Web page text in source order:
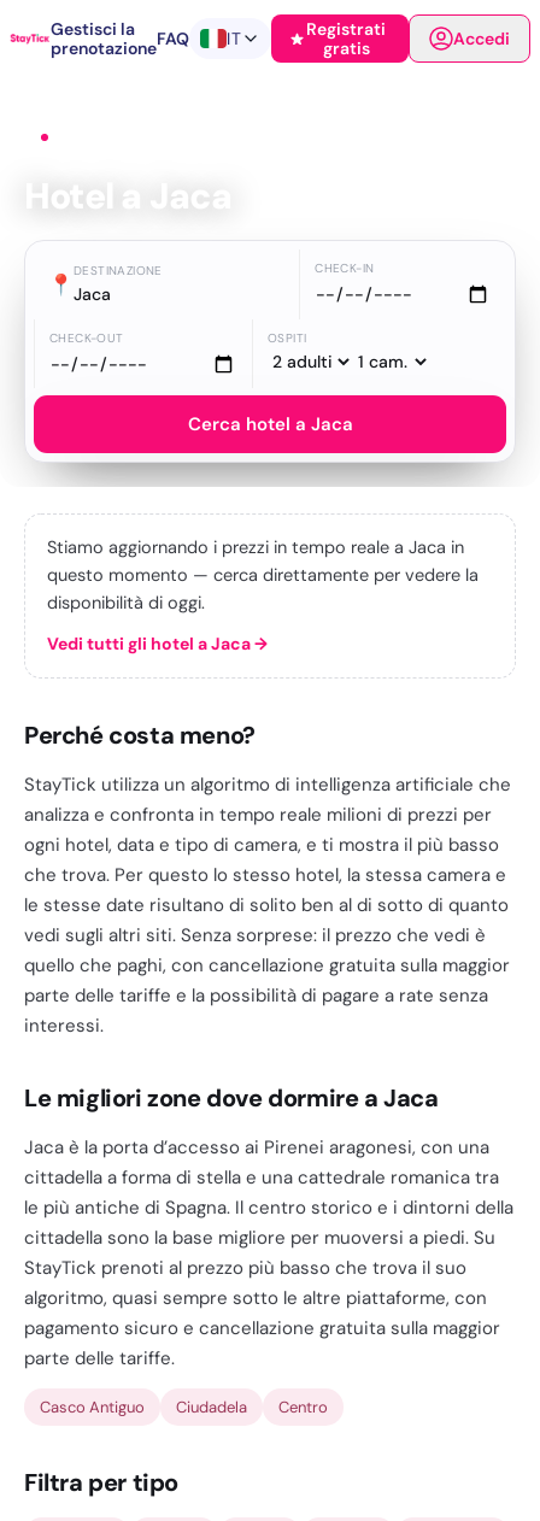
Gestisci la
prenotazioneFAQ IT
Registrati
gratis
Accedi
Hotel a Jaca
📍 DESTINAZIONE
Jaca
CHECK-IN
CHECK-OUT OSPITI
Cerca hotel a Jaca
Stiamo aggiornando i prezzi in tempo reale a Jaca in
questo momento — cerca direttamente per vedere la
disponibilità di oggi.
Vedi tutti gli hotel a Jaca→
Perché costa meno?
StayTick utilizza un algoritmo di intelligenza artificiale che
analizza e confronta in tempo reale milioni di prezzi per
ogni hotel, data e tipo di camera, e ti mostra il più basso
che trova. Per questo lo stesso hotel, la stessa camera e
le stesse date risultano di solito ben al di sotto di quanto
vedi sugli altri siti. Senza sorprese: il prezzo che vedi è
quello che paghi, con cancellazione gratuita sulla maggior
parte delle tariffe e la possibilità di pagare a rate senza
interessi.
Le migliori zone dove dormire a Jaca
Jaca è la porta d’accesso ai Pirenei aragonesi, con una
cittadella a forma di stella e una cattedrale romanica tra
le più antiche di Spagna. Il centro storico e i dintorni della
cittadella sono la base migliore per muoversi a piedi. Su
StayTick prenoti al prezzo più basso che trova il suo
algoritmo, quasi sempre sotto le altre piattaforme, con
pagamento sicuro e cancellazione gratuita sulla maggior
parte delle tariffe.
Casco Antiguo Ciudadela Centro
Filtra per tipo